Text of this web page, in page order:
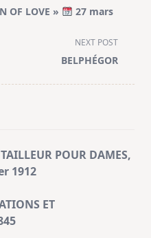
OF LOVE »
27 mars
NEXT POST
BELPHÉGOR
POUR DAMES,
1912
ET